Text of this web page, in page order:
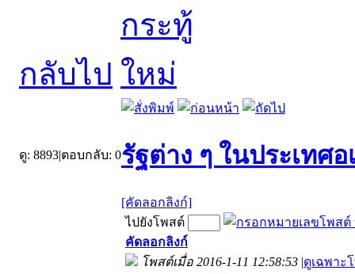
กลับไป
ดู: 8893|ตอบกลับ: 0รัฐต่าง ๆ ในประเทศ
[คัดลอกลิงก์]
ไปยังโพสต์
คัดลอกลิงก์
โพสต์เมื่อ 2016-1-11 12:58:53 |ดูเฉพาะ